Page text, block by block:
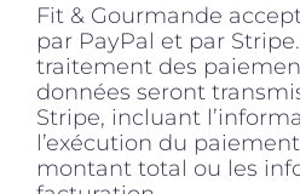
Fit & Gourmande
par PayPal et par
traitement des
données seront
Stripe, incluant
l’exécution du
montant total ou les